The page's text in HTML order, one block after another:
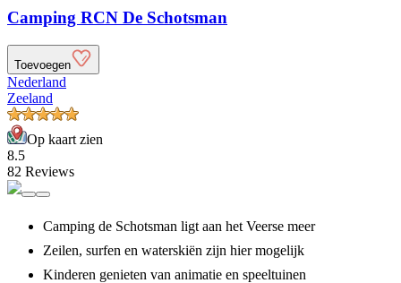
Camping RCN De Schotsman
Toevoegen
Nederland
Zeeland
Op kaart zien
8.5
82 Reviews
Camping de Schotsman ligt aan het Veerse meer
Zeilen, surfen en waterskiën zijn hier mogelijk
Kinderen genieten van animatie en speeltuinen